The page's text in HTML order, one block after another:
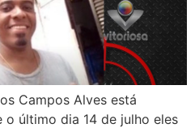
Campos Alves está
o último dia 14 de julho eles